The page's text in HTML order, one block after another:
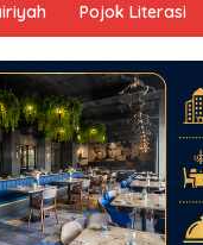
Pojok Literasi